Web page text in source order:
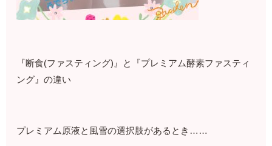
『断食(ファスティング)』と『プレミアム酵素ファスティ
ング』の違い
プレミアム原液と風雪の選択肢があるとき……